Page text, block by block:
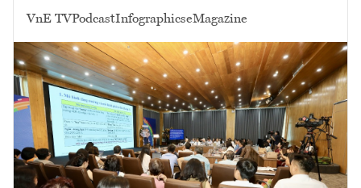
VnE TVPodcastInfographicseMagazine